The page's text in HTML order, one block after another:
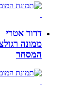
דרור אטרי
ממונה
המסחר